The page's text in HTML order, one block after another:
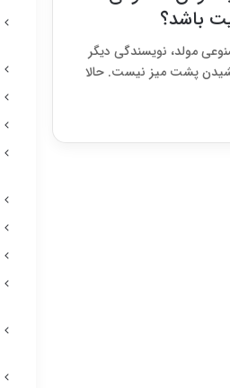
باشد؟
مولد، نویسندگی دیگر
پشت میز نیست. حالا